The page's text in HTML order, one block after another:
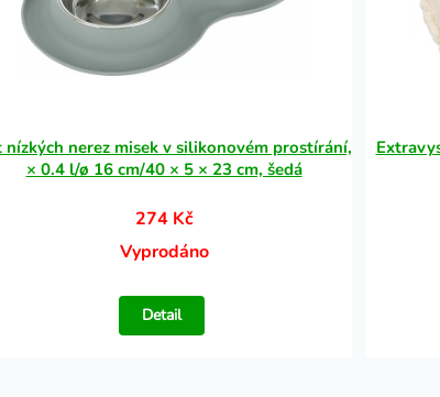
nízkých nerez misek v silikonovém prostírání,
× 0.4 l/ø 16 cm/40 × 5 × 23 cm, šedá
274 Kč
Vyprodáno
Detail